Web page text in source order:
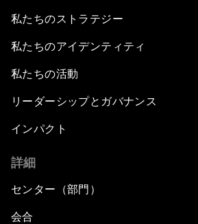
私たちのストラテジー
私たちのアイデンティティ
私たちの活動
リーダーシップとガバナンス
インパクト
詳細
センター（部門）
会合